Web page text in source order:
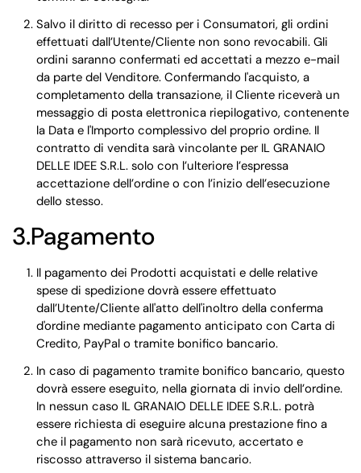
Salvo il diritto di recesso per i Consumatori, gli ordini
effettuati dall’Utente/Cliente non sono revocabili. Gli
ordini saranno confermati ed accettati a mezzo e-mail
da parte del Venditore. Confermando l'acquisto, a
completamento della transazione, il Cliente riceverà un
messaggio di posta elettronica riepilogativo, contenente
la Data e l'Importo complessivo del proprio ordine. Il
contratto di vendita sarà vincolante per IL GRANAIO
DELLE IDEE S.R.L. solo con l’ulteriore l’espressa
accettazione dell’ordine o con l’inizio dell’esecuzione
dello stesso.
3.Pagamento
Il pagamento dei Prodotti acquistati e delle relative
spese di spedizione dovrà essere effettuato
dall’Utente/Cliente all'atto dell'inoltro della conferma
d'ordine mediante pagamento anticipato con Carta di
Credito, PayPal o tramite bonifico bancario.
In caso di pagamento tramite bonifico bancario, questo
dovrà essere eseguito, nella giornata di invio dell’ordine.
In nessun caso IL GRANAIO DELLE IDEE S.R.L. potrà
essere richiesta di eseguire alcuna prestazione fino a
che il pagamento non sarà ricevuto, accertato e
riscosso attraverso il sistema bancario.